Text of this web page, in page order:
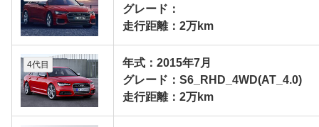
グレード：
走行距離：2万km
4代目
年式：2015年7月
グレード：S6_RHD_4WD(AT_4.0)
走行距離：2万km